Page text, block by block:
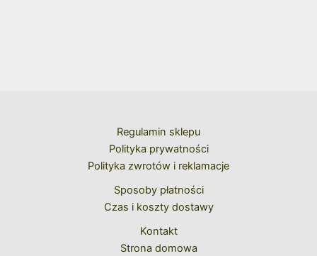
Regulamin sklepu
Polityka prywatności
Polityka zwrotów i reklamacje
Sposoby płatności
Czas i koszty dostawy
Kontakt
Strona domowa